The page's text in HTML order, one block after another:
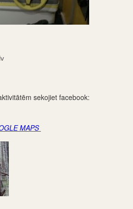
sekojiet facebook:
MAPS